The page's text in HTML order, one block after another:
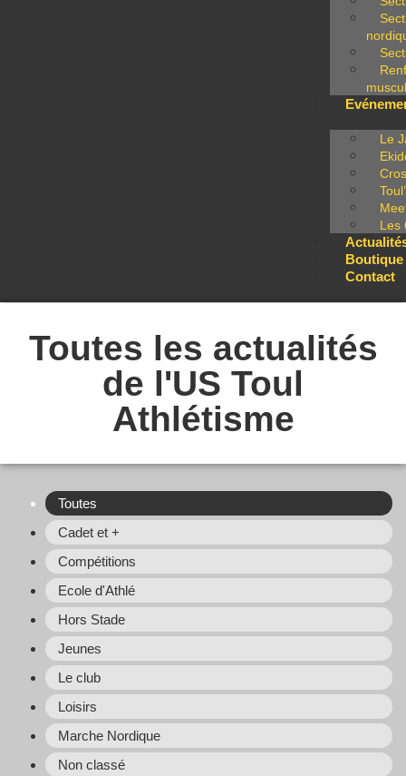
Le
Les
Boutique
Contact
Toutes les actualités
de l'US Toul
Athlétisme
Toutes
Cadet et +
Compétitions
Ecole d'Athlé
Hors Stade
Jeunes
Le club
Loisirs
Marche Nordique
Non classé